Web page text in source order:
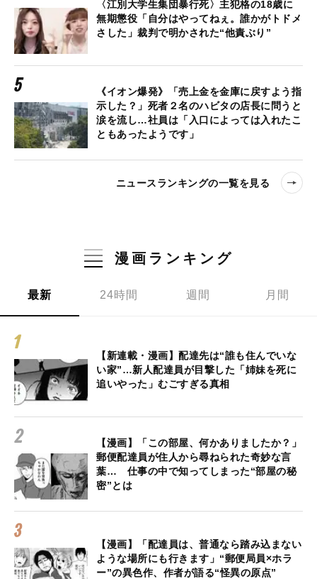
〈江別大学生集団暴行死〉主犯格の18歳に
無期懲役「自分はやってねぇ。誰かがトドメ
さした」裁判で明かされた“他責ぶり”
《イオン爆発》「売上金を金庫に戻すよう指
示した？」死者２名のハビタの店長に問うと
涙を流し…社員は「入口によっては入れたこ
ともあったようです」
ニュースランキングの一覧を見る
漫画ランキング
最新 24時間 週間 月間
【新連載・漫画】配達先は“誰も住んでいな
い家”…新人配達員が目撃した「姉妹を死に
追いやった」むごすぎる真相
【漫画】「この部屋、何かありましたか？」
郵便配達員が住人から尋ねられた奇妙な言
葉… 仕事の中で知ってしまった“部屋の秘
密”とは
【漫画】「配達員は、普通なら踏み込まない
ような場所にも行きます」“郵便局員×ホラ
ー”の異色作、作者が語る“怪異の原点”